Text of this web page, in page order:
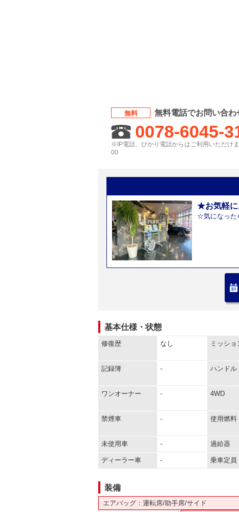
無料 無料電話でお問い合わ
0078-6045-
※IP電話、ひかり電話からはご利用いただけ
00
★お気軽に
☆気になった
基本仕様・状態
修復歴 なし ミッショ
記録簿 - ハンドル
ワンオーナー - 4WD
禁煙車 - 使用燃料
未使用車 - 過給器
ディーラー車 - 乗車定員
装備
エアバッグ：運転席/助手席/サイド